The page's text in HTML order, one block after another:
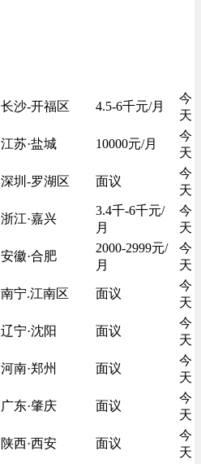
长沙-开福区 4.5-6千元/月
今
天
江苏·盐城 10000元/月
今
天
深圳-罗湖区 面议
今
天
浙江·嘉兴
3.4千-6千元/
月
今
天
安徽·合肥
2000-2999元/
月
今
天
南宁.江南区 面议
今
天
辽宁·沈阳 面议
今
天
河南·郑州 面议
今
天
广东·肇庆 面议
今
天
陕西·西安 面议
今
天